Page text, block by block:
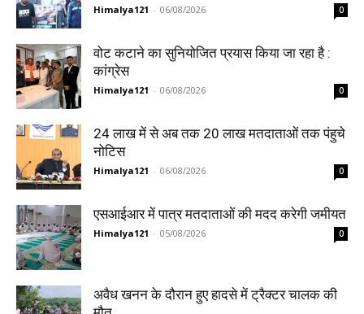
Himalya121 - 06/08/2026 0
वोट कटाने का सुनियोजित प्रयास किया जा रहा है :
कांग्रेस
Himalya121 - 06/08/2026 0
24 लाख में से अब तक 20 लाख मतदाताओं तक पंहुचे
नोटिस
Himalya121 - 06/08/2026 0
एसआईआर में पात्र मतदाताओं की मदद करेगी जमीयत
Himalya121 - 05/08/2026 0
अवैध खनन के दौरान हुए हादसे में ट्रैक्टर चालक की